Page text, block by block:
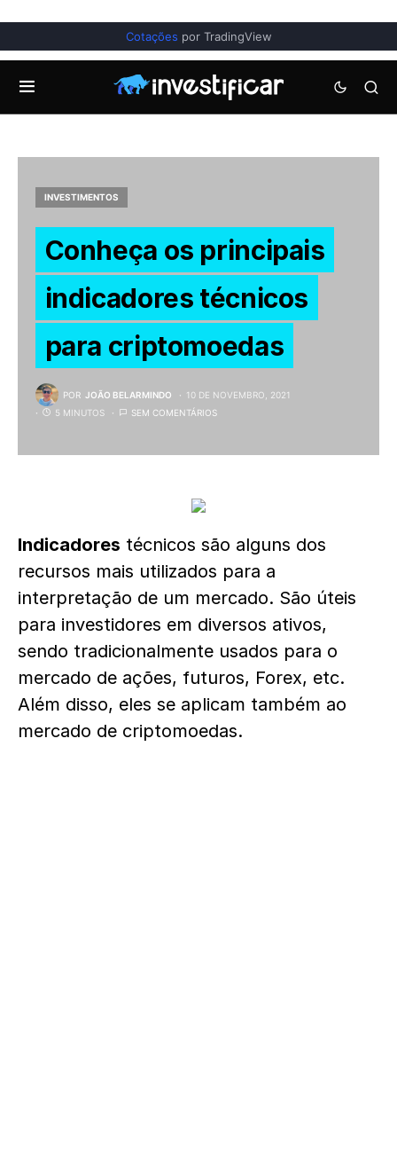
Cotações por TradingView
INVESTIMENTOS
Conheça os principais
indicadores técnicos
para criptomoedas
POR JOÃO BELARMINDO
10 DE NOVEMBRO, 2021
5 MINUTOS
SEM COMENTÁRIOS
Indicadores técnicos são alguns dos
recursos mais utilizados para a
interpretação de um mercado. São úteis
para investidores em diversos ativos,
sendo tradicionalmente usados para o
mercado de ações, futuros, Forex, etc.
Além disso, eles se aplicam também ao
mercado de criptomoedas.